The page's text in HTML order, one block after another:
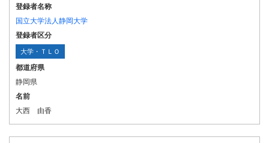
登録者名称
国立大学法人静岡大学
登録者区分
大学・ＴＬＯ
都道府県
静岡県
名前
大西 由香